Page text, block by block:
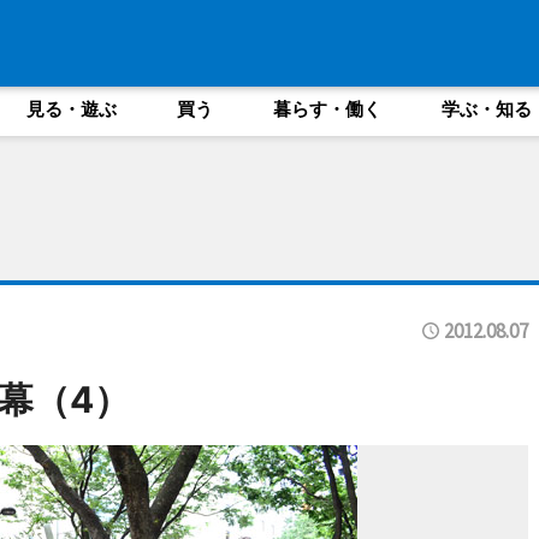
見る・遊ぶ 買う 暮らす・働く 学ぶ・知る
2012.08.07
（4）